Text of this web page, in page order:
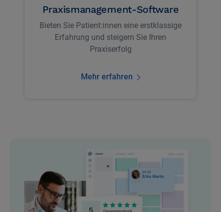
Praxismanagement-Software
Bieten Sie Patient:innen eine erstklassige
Erfahrung und steigern Sie Ihren
Praxiserfolg
Mehr erfahren